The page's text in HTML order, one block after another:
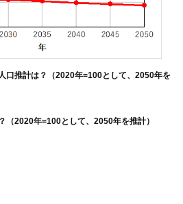
口推計は？（2020年=100として、2050年を
（2020年=100として、2050年を推計）